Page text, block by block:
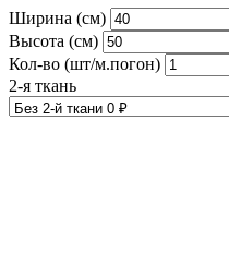
Ширина (см)
Высота (см)
Кол-во (шт/м.погон)
2-я ткань